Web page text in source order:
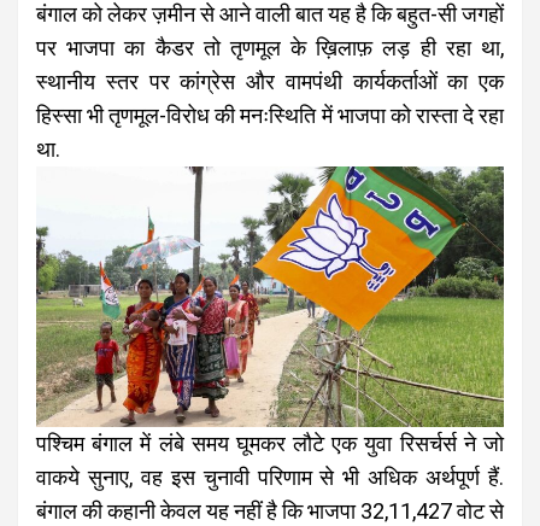
बंगाल को लेकर ज़मीन से आने वाली बात यह है कि बहुत-सी जगहों
पर भाजपा का कैडर तो तृणमूल के ख़िलाफ़ लड़ ही रहा था,
स्थानीय स्तर पर कांग्रेस और वामपंथी कार्यकर्ताओं का एक
हिस्सा भी तृणमूल-विरोध की मनःस्थिति में भाजपा को रास्ता दे रहा
था.
पश्चिम बंगाल में लंबे समय घूमकर लौटे एक युवा रिसर्चर्स ने जो
वाकये सुनाए, वह इस चुनावी परिणाम से भी अधिक अर्थपूर्ण हैं.
बंगाल की कहानी केवल यह नहीं है कि भाजपा 32,11,427 वोट से